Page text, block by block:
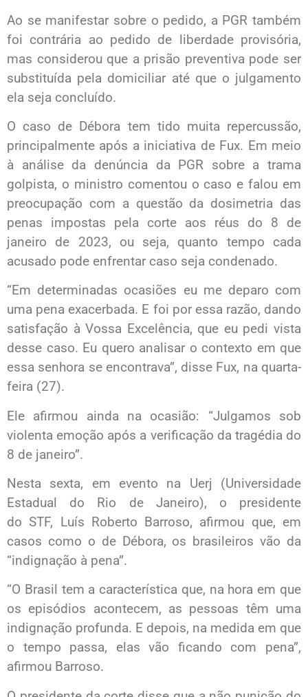
Ao se manifestar sobre o pedido, a PGR também
foi contrária ao pedido de liberdade provisória,
mas considerou que a prisão preventiva pode ser
substituída pela domiciliar até que o julgamento
ela seja concluído.
O caso de Débora tem tido muita repercussão,
principalmente após a iniciativa de Fux. Em meio
à análise da denúncia da PGR sobre a trama
golpista, o ministro comentou o caso e falou em
preocupação com a questão da dosimetria das
penas impostas pela corte aos réus do 8 de
janeiro de 2023, ou seja, quanto tempo cada
acusado pode enfrentar caso seja condenado.
“Em determinadas ocasiões eu me deparo com
uma pena exacerbada. E foi por essa razão, dando
satisfação à Vossa Excelência, que eu pedi vista
desse caso. Eu quero analisar o contexto em que
essa senhora se encontrava”, disse Fux, na quarta-
feira (27).
Ele afirmou ainda na ocasião: “Julgamos sob
violenta emoção após a verificação da tragédia do
8 de janeiro”.
Nesta sexta, em evento na Uerj (Universidade
Estadual do Rio de Janeiro), o presidente
do STF, Luís Roberto Barroso, afirmou que, em
casos como o de Débora, os brasileiros vão da
“indignação à pena”.
“O Brasil tem a característica que, na hora em que
os episódios acontecem, as pessoas têm uma
indignação profunda. E depois, na medida em que
o tempo passa, elas vão ficando com pena”,
afirmou Barroso.